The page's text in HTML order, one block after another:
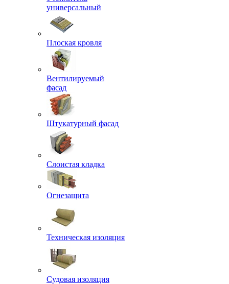
универсальный
Плоская кровля
Вентилируемый
фасад
Штукатурный фасад
Слоистая кладка
Огнезащита
Техническая изоляция
Судовая изоляция